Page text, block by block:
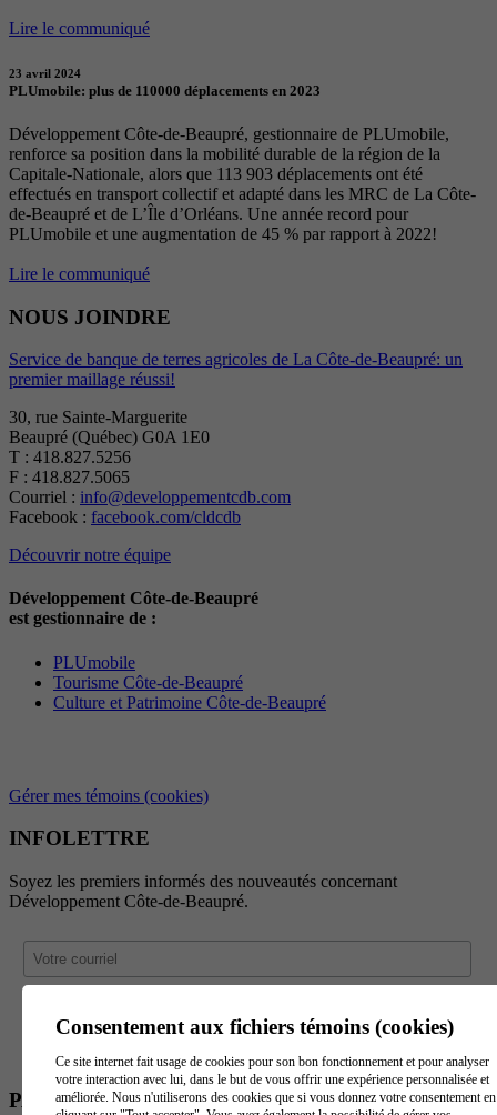
Lire le communiqué
23 avril 2024
PLUmobile: plus de 110000 déplacements en 2023
Développement Côte-de-Beaupré, gestionnaire de PLUmobile,
renforce sa position dans la mobilité durable de la région de la
Capitale-Nationale, alors que 113 903 déplacements ont été
effectués en transport collectif et adapté dans les MRC de La Côte-
de-Beaupré et de L’Île d’Orléans. Une année record pour
PLUmobile et une augmentation de 45 % par rapport à 2022!
Lire le communiqué
NOUS JOINDRE
Service de banque de terres agricoles de La Côte-de-Beaupré: un
premier maillage réussi!
30, rue Sainte-Marguerite
Beaupré (Québec) G0A 1E0
T : 418.827.5256
F : 418.827.5065
Courriel : info@developpementcdb.com
Facebook : facebook.com/cldcdb
Découvrir notre équipe
Développement Côte-de-Beaupré
est gestionnaire de :
PLUmobile
Tourisme Côte-de-Beaupré
Culture et Patrimoine Côte-de-Beaupré
Gérer mes témoins (cookies)
INFOLETTRE
Soyez les premiers informés des nouveautés concernant
Développement Côte-de-Beaupré.
PARTENAIRES
Consentement aux fichiers témoins (cookies)
Ce site internet fait usage de cookies pour son bon fonctionnement et pour analyser
votre interaction avec lui, dans le but de vous offrir une expérience personnalisée et
améliorée. Nous n'utiliserons des cookies que si vous donnez votre consentement en